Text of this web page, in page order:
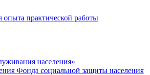
опыта практической работы
населения»
Фонда социальной защиты населения